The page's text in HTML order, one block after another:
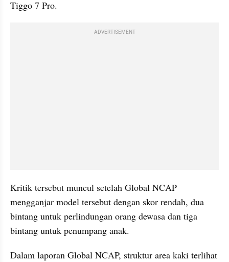
Tiggo 7 Pro.
ADVERTISEMENT
Kritik tersebut muncul setelah Global NCAP
mengganjar model tersebut dengan skor rendah, dua
bintang untuk perlindungan orang dewasa dan tiga
bintang untuk penumpang anak.
Dalam laporan Global NCAP, struktur area kaki terlihat